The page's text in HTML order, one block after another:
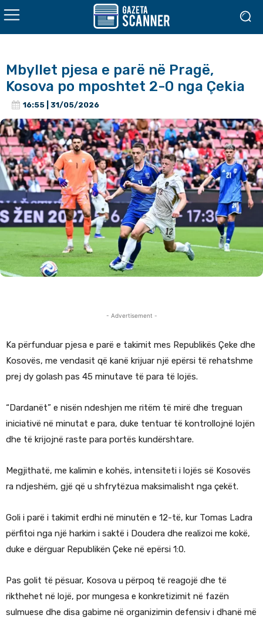
Mbyllet pjesa e parë në Pragë,
Kosova po mposhtet 2-0 nga Çekia
16:55 | 31/05/2026
- Advertisement -
Ka përfunduar pjesa e parë e takimit mes Republikës Çeke dhe
Kosovës, me vendasit që kanë krijuar një epërsi të rehatshme
prej dy golash pas 45 minutave të para të lojës.
“Dardanët” e nisën ndeshjen me ritëm të mirë dhe treguan
iniciativë në minutat e para, duke tentuar të kontrollojnë lojën
dhe të krijojnë raste para portës kundërshtare.
Megjithatë, me kalimin e kohës, intensiteti i lojës së Kosovës
ra ndjeshëm, gjë që u shfrytëzua maksimalisht nga çekët.
Goli i parë i takimit erdhi në minutën e 12-të, kur Tomas Ladra
përfitoi nga një harkim i saktë i Doudera dhe realizoi me kokë,
duke e dërguar Republikën Çeke në epërsi 1:0.
Pas golit të pësuar, Kosova u përpoq të reagojë dhe të
rikthehet në lojë, por mungesa e konkretizimit në fazën
sulmuese dhe disa gabime në organizimin defensiv i dhanë më